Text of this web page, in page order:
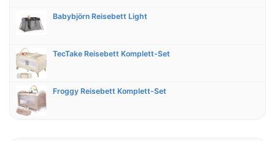
Babybjörn Reisebett Light
TecTake Reisebett Komplett-Set
Froggy Reisebett Komplett-Set